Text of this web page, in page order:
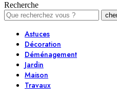
Recherche
Astuces
Décoration
Déménagement
Jardin
Maison
Travaux